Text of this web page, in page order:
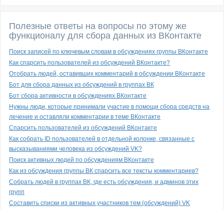
Полезные ответы на вопросы по этому же
функционалу для сбора данных из ВКонтакте
Поиск записей по ключевым словам в обсуждениях группы ВКонтакте
Как спарсить пользователей из обсуждений ВКонтакте?
Отобрать людей, оставивших комментарий в обсуждении ВКонтакте
Бот для сбора данных из обсуждений в группах ВК
Бот сбора активности в обсуждениях ВКонтакте
Нужны люди, которые принимали участие в помощи сбора средств на
лечение и оставляли комментарии в теме ВКонтакте
Спарсить пользователей из обсуждений ВКонтакте
Как собрать ID пользователей в отдельной колонке, связанные с
высказываниями человека из обсуждений VK?
Поиск активных людей по обсуждениям ВКонтакте
Как из обсуждения группы ВК спарсить все тексты комментариев?
Собрать людей в группах ВК, где есть обсуждения, и админов этих
групп
Составить списки из активных участников тем (обсуждений) VK